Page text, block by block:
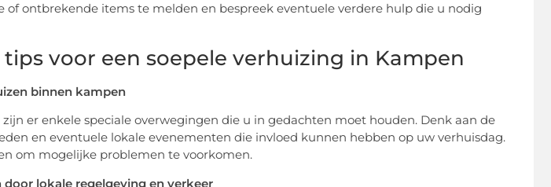
of ontbrekende items te melden en bespreek eventuele verdere hulp die u nodig
voor een soepele verhuizing in Kampen
binnen kampen
er enkele speciale overwegingen die u in gedachten moet houden. Denk aan de
en eventuele lokale evenementen die invloed kunnen hebben op uw verhuisdag.
om mogelijke problemen te voorkomen.
lokale regelgeving en verkeer